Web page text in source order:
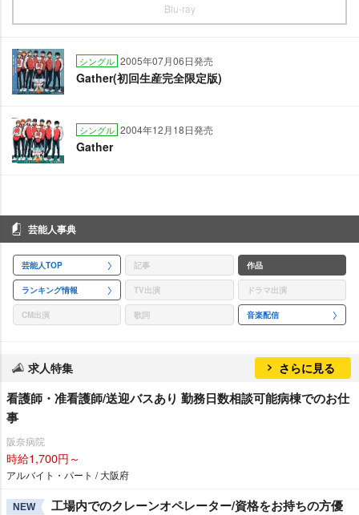
Blu-ray
シングル 2005年07月06日発売
Gather(初回生産完全限定版)
シングル 2004年12月18日発売
Gather
芸能人事典
芸能人TOP 記事 作品
ランキング情報 TV出演 ドラマ出演
CM出演 歌詞 音楽配信
求人特集 さらに見る
看護師・准看護師/送迎バスあり 勤務日数相談可能病棟でのお仕
事
阪奈病院
時給1,700円～
アルバイト・パート / 大阪府
NEW
工場内でのクレーンオペレーター/資格をお持ちの方優